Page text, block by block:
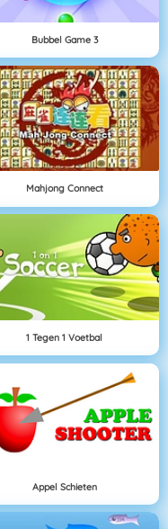
Bubbel Game 3
Mahjong Connect
1 Tegen 1 Voetbal
Appel Schieten